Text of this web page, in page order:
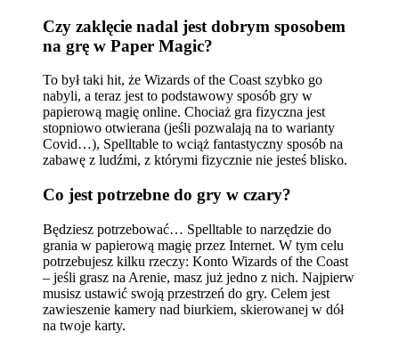
Czy zaklęcie nadal jest dobrym sposobem
na grę w Paper Magic?
To był taki hit, że Wizards of the Coast szybko go
nabyli, a teraz jest to podstawowy sposób gry w
papierową magię online. Chociaż gra fizyczna jest
stopniowo otwierana (jeśli pozwalają na to warianty
Covid…), Spelltable to wciąż fantastyczny sposób na
zabawę z ludźmi, z którymi fizycznie nie jesteś blisko.
Co jest potrzebne do gry w czary?
Będziesz potrzebować… Spelltable to narzędzie do
grania w papierową magię przez Internet. W tym celu
potrzebujesz kilku rzeczy: Konto Wizards of the Coast
– jeśli grasz na Arenie, masz już jedno z nich. Najpierw
musisz ustawić swoją przestrzeń do gry. Celem jest
zawieszenie kamery nad biurkiem, skierowanej w dół
na twoje karty.